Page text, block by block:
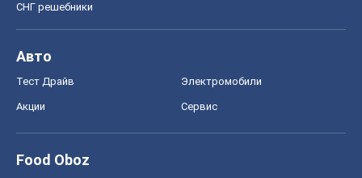
СНГ решебники
Авто
Тест Драйв Электромобили
Акции Сервис
Food Oboz